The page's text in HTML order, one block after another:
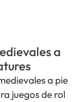
a
a pie
juegos de rol